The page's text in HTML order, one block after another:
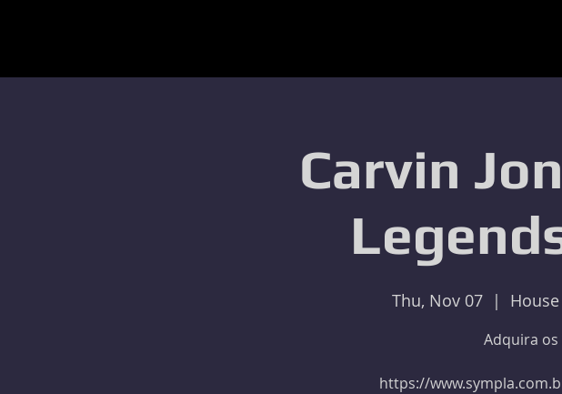
Carvin
Thu, Nov 07
  |
Adquira os
https://